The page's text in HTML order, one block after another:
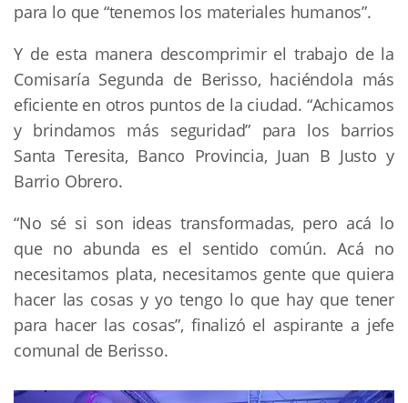
para lo que “tenemos los materiales humanos”.
Y de esta manera descomprimir el trabajo de la
Comisaría Segunda de Berisso, haciéndola más
eficiente en otros puntos de la ciudad. “Achicamos
y brindamos más seguridad” para los barrios
Santa Teresita, Banco Provincia, Juan B Justo y
Barrio Obrero.
“No sé si son ideas transformadas, pero acá lo
que no abunda es el sentido común. Acá no
necesitamos plata, necesitamos gente que quiera
hacer las cosas y yo tengo lo que hay que tener
para hacer las cosas”, finalizó el aspirante a jefe
comunal de Berisso.